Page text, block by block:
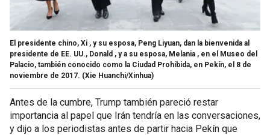
El presidente chino, Xi , y su esposa, Peng Liyuan, dan la bienvenida al
presidente de EE. UU., Donald , y a su esposa, Melania , en el Museo del
Palacio, también conocido como la Ciudad Prohibida, en Pekín, el 8 de
noviembre de 2017. (Xie Huanchi/Xinhua)
Antes de la cumbre, Trump también pareció restar
importancia al papel que Irán tendría en las conversaciones,
y dijo a los periodistas antes de partir hacia Pekín que